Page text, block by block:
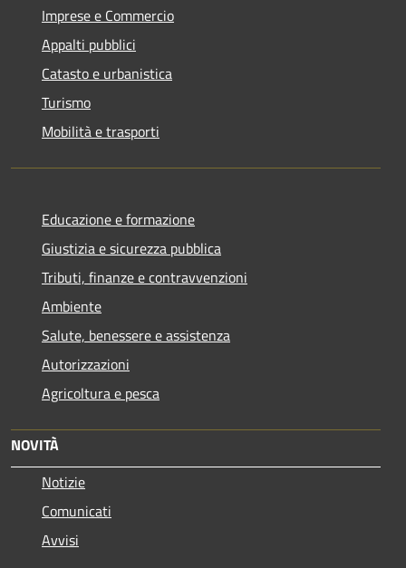
Imprese e Commercio
Appalti pubblici
Catasto e urbanistica
Turismo
Mobilità e trasporti
Educazione e formazione
Giustizia e sicurezza pubblica
Tributi, finanze e contravvenzioni
Ambiente
Salute, benessere e assistenza
Autorizzazioni
Agricoltura e pesca
NOVITÀ
Notizie
Comunicati
Avvisi